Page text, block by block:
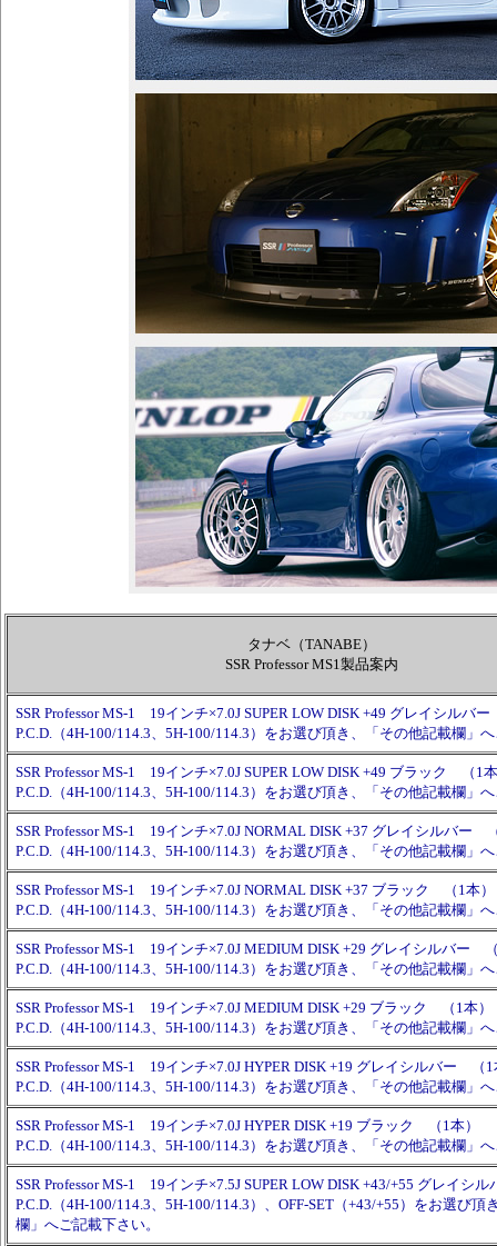
タナベ（TANABE）
SSR Professor MS1製品案内
SSR Professor MS-1 19インチ×7.0J SUPER LOW DISK +49 グレイシルバ
P.C.D.（4H-100/114.3、5H-100/114.3）をお選び頂き、「その他記載欄」
SSR Professor MS-1 19インチ×7.0J SUPER LOW DISK +49 ブラック （1
P.C.D.（4H-100/114.3、5H-100/114.3）をお選び頂き、「その他記載欄」
SSR Professor MS-1 19インチ×7.0J NORMAL DISK +37 グレイシルバー
P.C.D.（4H-100/114.3、5H-100/114.3）をお選び頂き、「その他記載欄」
SSR Professor MS-1 19インチ×7.0J NORMAL DISK +37 ブラック （1本）
P.C.D.（4H-100/114.3、5H-100/114.3）をお選び頂き、「その他記載欄」
SSR Professor MS-1 19インチ×7.0J MEDIUM DISK +29 グレイシルバー
P.C.D.（4H-100/114.3、5H-100/114.3）をお選び頂き、「その他記載欄」
SSR Professor MS-1 19インチ×7.0J MEDIUM DISK +29 ブラック （1本）
P.C.D.（4H-100/114.3、5H-100/114.3）をお選び頂き、「その他記載欄」
SSR Professor MS-1 19インチ×7.0J HYPER DISK +19 グレイシルバー （1
P.C.D.（4H-100/114.3、5H-100/114.3）をお選び頂き、「その他記載欄」
SSR Professor MS-1 19インチ×7.0J HYPER DISK +19 ブラック （1本）
P.C.D.（4H-100/114.3、5H-100/114.3）をお選び頂き、「その他記載欄」
SSR Professor MS-1 19インチ×7.5J SUPER LOW DISK +43/+55 グレイシ
P.C.D.（4H-100/114.3、5H-100/114.3）、OFF-SET（+43/+55）をお選び頂
欄」へご記載下さい。